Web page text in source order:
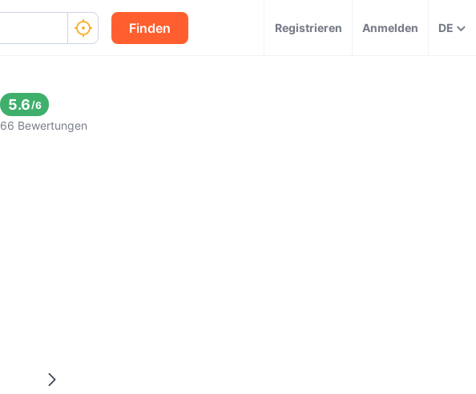
Finden Registrieren Anmelden DE
5.6/6
66 Bewertungen